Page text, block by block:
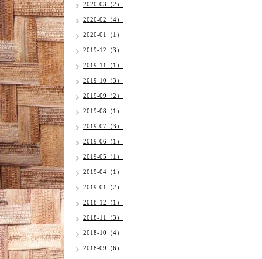
2020-03（2）
2020-02（4）
2020-01（1）
2019-12（3）
2019-11（1）
2019-10（3）
2019-09（2）
2019-08（1）
2019-07（3）
2019-06（1）
2019-05（1）
2019-04（1）
2019-01（2）
2018-12（1）
2018-11（3）
2018-10（4）
2018-09（6）